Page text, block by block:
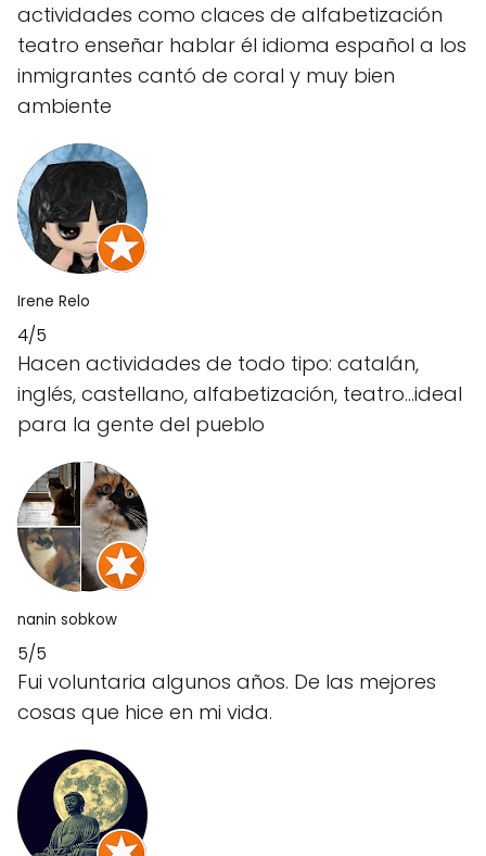
actividades como claces de alfabetización
teatro enseñar hablar él idioma español a los
inmigrantes cantó de coral y muy bien
ambiente
Irene Relo
4/5
Hacen actividades de todo tipo: catalán,
inglés, castellano, alfabetización, teatro...ideal
para la gente del pueblo
nanin sobkow
5/5
Fui voluntaria algunos años. De las mejores
cosas que hice en mi vida.